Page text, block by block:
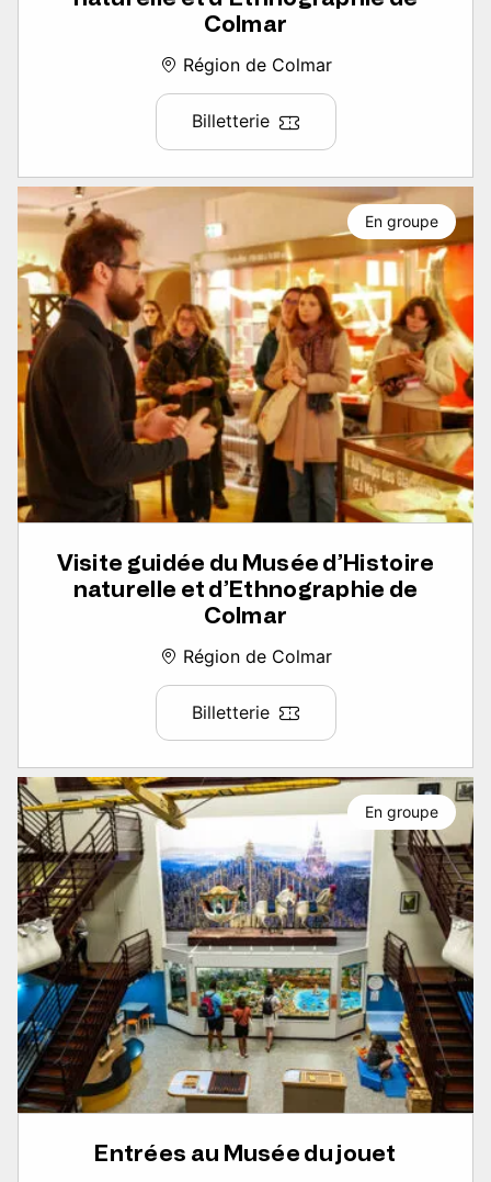
Colmar
Région de Colmar
Billetterie
Visite guidée du Musée d’Histoire
naturelle et d’Ethnographie de
Colmar
Région de Colmar
Billetterie
En groupe
Entrées au Musée du jouet
En groupe